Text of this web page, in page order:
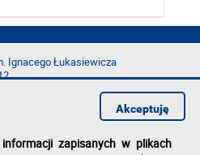
Ignacego Łukasiewicza
zapisanych w plikach
Akceptuję